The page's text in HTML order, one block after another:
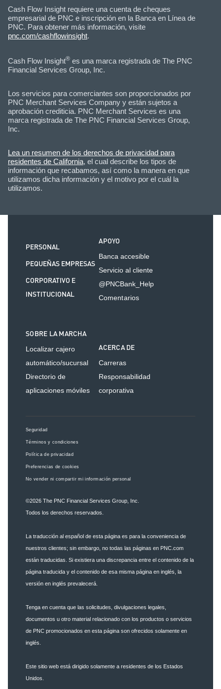
Cash Flow Insight requiere una cuenta de cheques
empresarial de PNC e inscripción en la Banca en Línea de
PNC. Para obtener más información, visite
pnc.com/cashflowinsight.
Cash Flow Insight® es una marca registrada de The PNC
Financial Services Group, Inc.
Los servicios para comerciantes son proporcionados por
PNC Merchant Services Company y están sujetos a
aprobación crediticia. PNC Merchant Services es una
marca registrada de The PNC Financial Services Group,
Inc.
Lea un resumen de los derechos de privacidad para
residentes de California, el cual describe los tipos de
información que recabamos, así como la manera en que
utilizamos dicha información y el motivo por el cuál la
utilizamos.
PERSONAL
PEQUEÑAS EMPRESAS
CORPORATIVO E
INSTITUCIONAL
APOYO
Banca accesible
Servicio al cliente
@PNCBank_Help
Comentarios
SOBRE LA MARCHA
Localizar cajero
automático/sucursal
Directorio de
aplicaciones móviles
ACERCA DE
Carreras
Responsabilidad
corporativa
Seguridad
Términos y condiciones
Política de privacidad
Preferencias de cookies
No vender ni compartir mi información personal
©2026 The PNC Financial Services Group, Inc.
Todos los derechos reservados.
La traducción al español de esta página es para la conveniencia de
nuestros clientes; sin embargo, no todas las páginas en PNC.com
están traducidas. Si existiera una discrepancia entre el contenido de la
página traducida y el contenido de esa misma página en inglés, la
versión en inglés prevalecerá.
Tenga en cuenta que las solicitudes, divulgaciones legales,
documentos u otro material relacionado con los productos o servicios
de PNC promocionados en esta página son ofrecidos solamente en
inglés.
Este sitio web está dirigido solamente a residentes de los Estados
Unidos.